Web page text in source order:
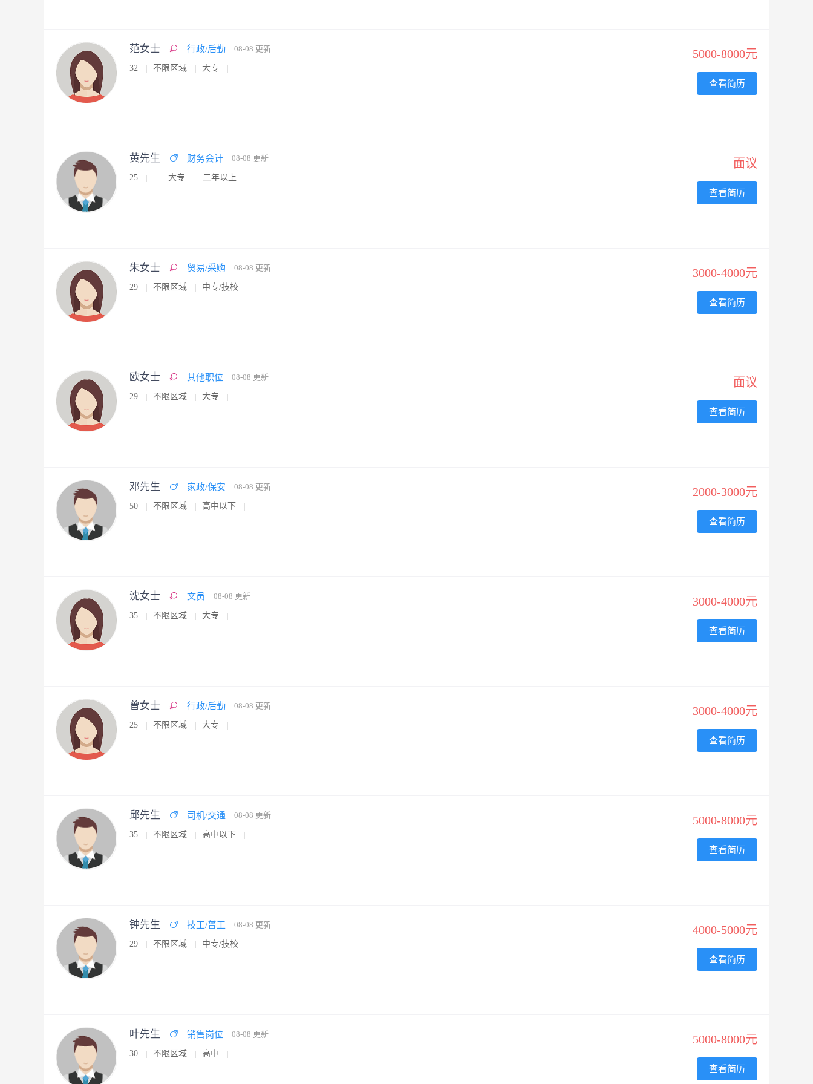
范女士 行政/后勤 08-08 更新
32 不限区域 大专
5000-8000元
查看简历
黄先生 财务会计 08-08 更新
25 大专 二年以上
面议
查看简历
朱女士 贸易/采购 08-08 更新
29 不限区域 中专/技校
3000-4000元
查看简历
欧女士 其他职位 08-08 更新
29 不限区域 大专
面议
查看简历
邓先生 家政/保安 08-08 更新
50 不限区域 高中以下
2000-3000元
查看简历
沈女士 文员 08-08 更新
35 不限区域 大专
3000-4000元
查看简历
曾女士 行政/后勤 08-08 更新
25 不限区域 大专
3000-4000元
查看简历
邱先生 司机/交通 08-08 更新
35 不限区域 高中以下
5000-8000元
查看简历
钟先生 技工/普工 08-08 更新
29 不限区域 中专/技校
4000-5000元
查看简历
叶先生 销售岗位 08-08 更新
30 不限区域 高中
5000-8000元
查看简历